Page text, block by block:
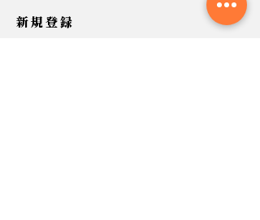
新規登録